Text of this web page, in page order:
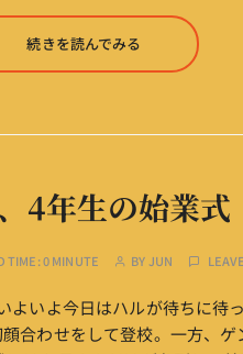
続きを読んでみる
4年生の始業式
TIME:0 MINUTE BYJUN
よいよ今日はハルが待ちに待
合わせをして登校。一方、